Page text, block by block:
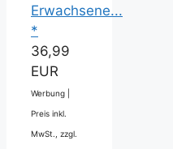
Erwachsene...
*
36,99
EUR
Werbung |
Preis inkl.
MwSt., zzgl.